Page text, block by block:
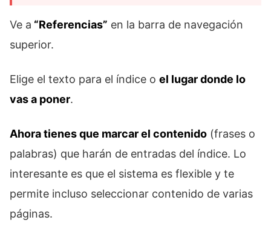
Ve a “Referencias” en la barra de navegación
superior.
Elige el texto para el índice o el lugar donde lo
vas a poner.
Ahora tienes que marcar el contenido (frases o
palabras) que harán de entradas del índice. Lo
interesante es que el sistema es flexible y te
permite incluso seleccionar contenido de varias
páginas.